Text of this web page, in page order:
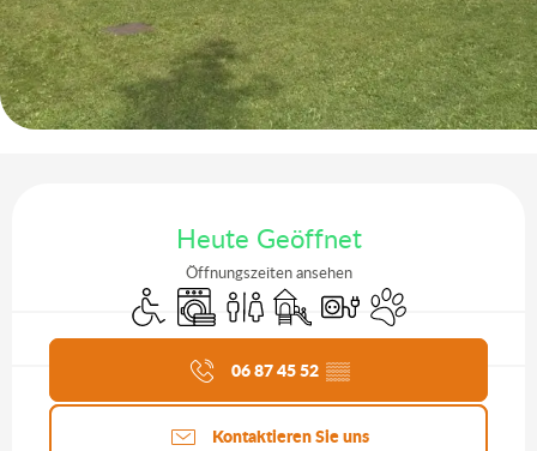
Heute Geöffnet
Öffnungszeiten ansehen
Zugang für Behinderte
Waschmaschine
ToilettenSpiele für Kinder / Spielplatz
Elektrische Anschlüsse
Tiere erlaubt
Aktuelle Agenda
06 87 45 52 ▒▒
Kontaktieren Sie uns